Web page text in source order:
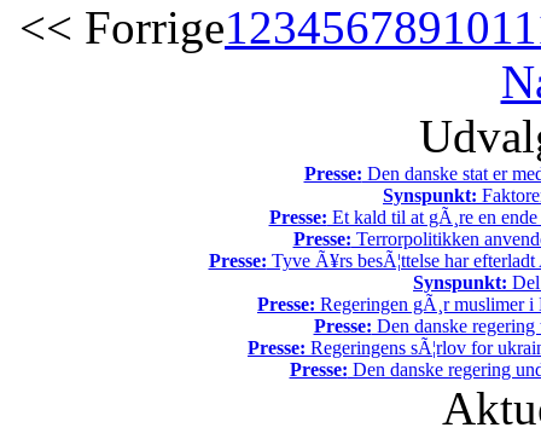
<< Forrige1234567891011
Presse: Den danske stat er
Synspunkt:
Presse: Et kald til at gÃ¸re en
Presse: Terrorpolitikken
Presse: Tyve Ã¥rs besÃ¦ttelse har
Synspunkt:
Presse: Regeringen gÃ¸r muslimer
Presse: Den danske
Presse: Regeringens sÃ¦rlov for
Presse: Den danske regering